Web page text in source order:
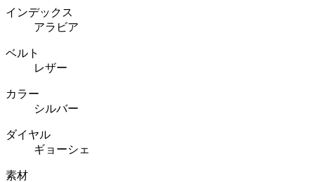
インデックス
アラビア
ベルト
レザー
カラー
シルバー
ダイヤル
ギョーシェ
素材